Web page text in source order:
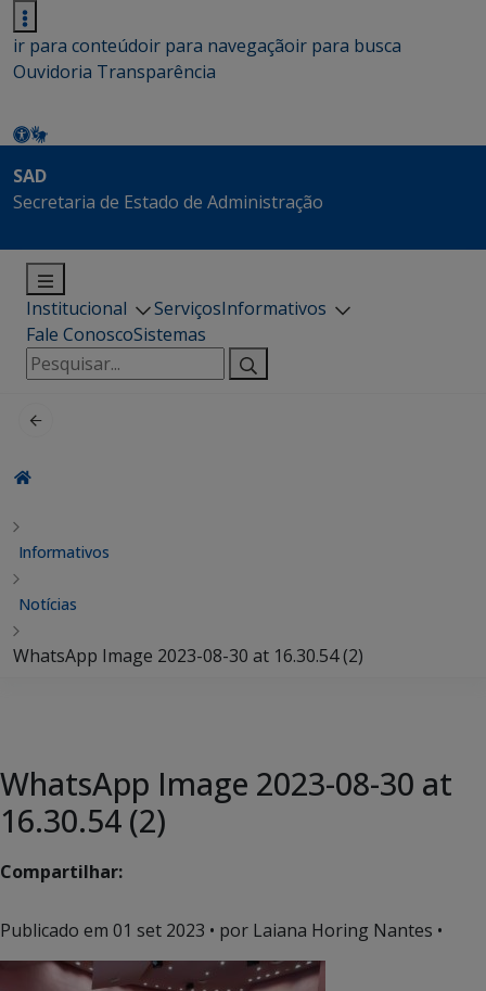
ir para conteúdoir para navegaçãoir para busca
Ouvidoria Transparência
SAD
Secretaria de Estado de Administração
Institucional ServiçosInformativos
Fale ConoscoSistemas
Pesquisar
por:
Informativos
Notícias
WhatsApp Image 2023-08-30 at 16.30.54 (2)
WhatsApp Image 2023-08-30 at
16.30.54 (2)
Compartilhar:
Publicado em 01 set 2023 • por Laiana Horing Nantes •